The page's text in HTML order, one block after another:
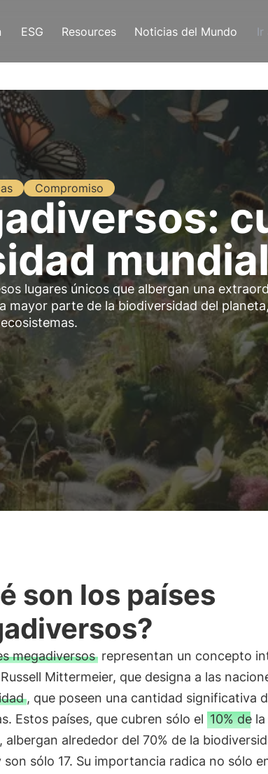
ESG Resources Noticias del Mundo Ir
Compromiso
lugares únicos que albergan una
mayor parte de la biodiversidad del
son los países
megadiversosrepresentan un concepto
Mittermeier, que designa a las
, que poseen una cantidad significativa
Estos países, que cubren sólo el 10% de
, albergan alrededor del 70% de la
son sólo 17. Su importancia radica no sólo